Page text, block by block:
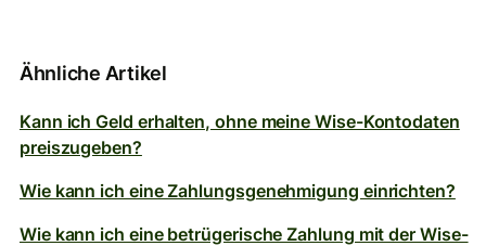
Ähnliche Artikel
Kann ich Geld erhalten, ohne meine Wise-Kontodaten
preiszugeben?
Wie kann ich eine Zahlungsgenehmigung einrichten?
Wie kann ich eine betrügerische Zahlung mit der Wise-